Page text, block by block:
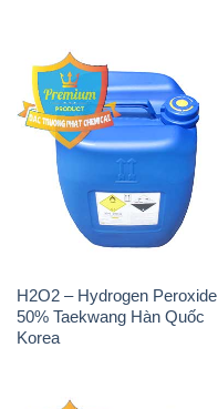
H2O2 – Hydrogen Peroxide
50% Taekwang Hàn Quốc
Korea